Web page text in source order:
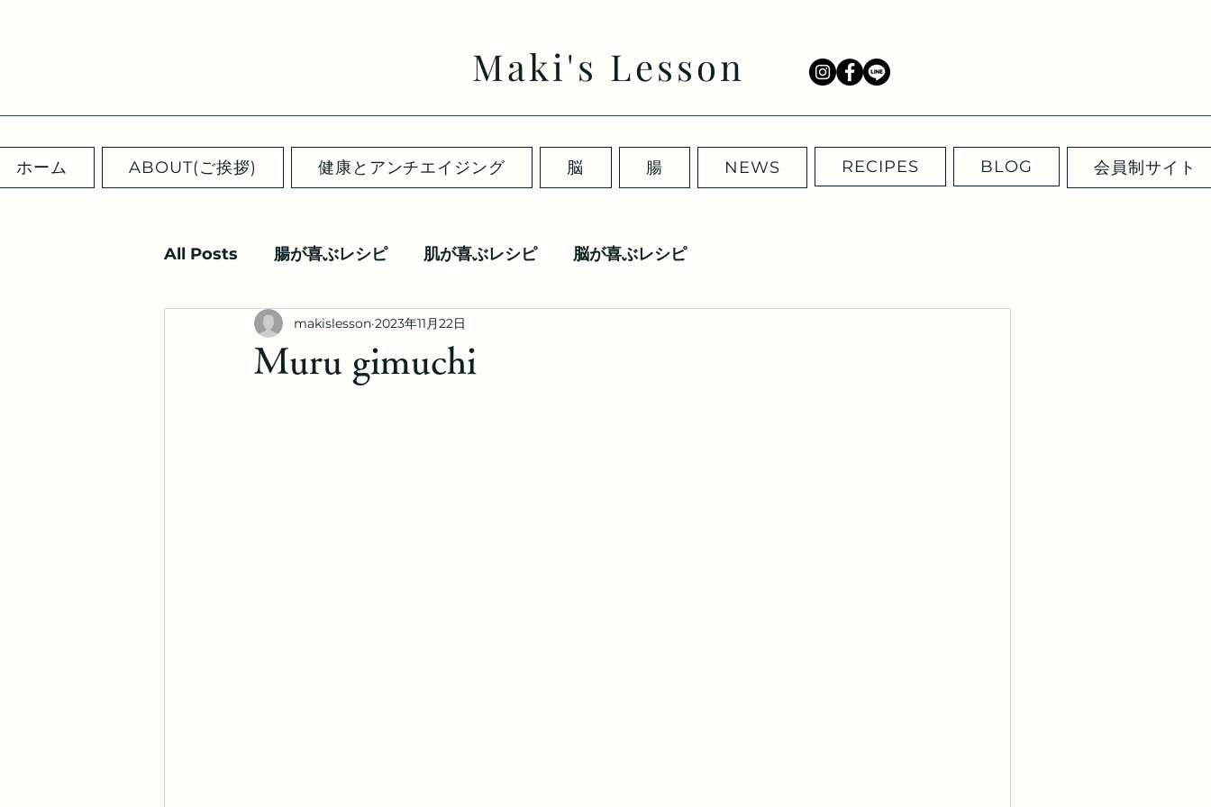
Maki's Lesson
ホーム ABOUT(ご挨拶) 健康とアンチエイジング 脳 腸 NEWS RECIPES BLOG 会員制サイト
All Posts 腸が喜ぶレシピ 肌が喜ぶレシピ 脳が喜ぶレシピ
Muru gimuchi
makislesson 2023年11月22日